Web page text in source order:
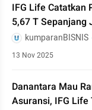
IFG Life Catatkan
5,67 T Sepanjang
kumparanBISNIS
13 Nov 2025
Danantara Mau
Asuransi, IFG Life